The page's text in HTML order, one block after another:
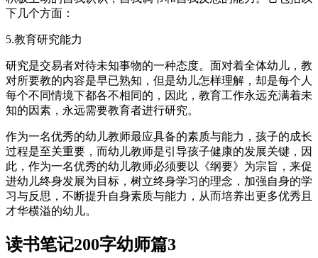
下几个方面：
5.教育研究能力
研究是交易者对待未知事物的一种态度。面对着全体幼儿，教
对所要教的内容是早已熟知，但是幼儿怎样理解，却是每个人
每个不同情境下都各不相同的，因此，教育工作永远充满着未
知的因素，永远需要教育者进行研究。
作为一名优秀的幼儿教师最应具备的素质与能力，孩子的成长
过程是至关重要，而幼儿教师是引导孩子健康的发展关键，因
此，作为一名优秀的幼儿教师必须要以《纲要》为宗旨，来促
进幼儿终身发展为目标，树立终身学习的理念，加强自身的学
习与反思，不断提升自身素质与能力，从而培养出更多优秀且
才华横溢的幼儿。
读书笔记200字幼师篇3